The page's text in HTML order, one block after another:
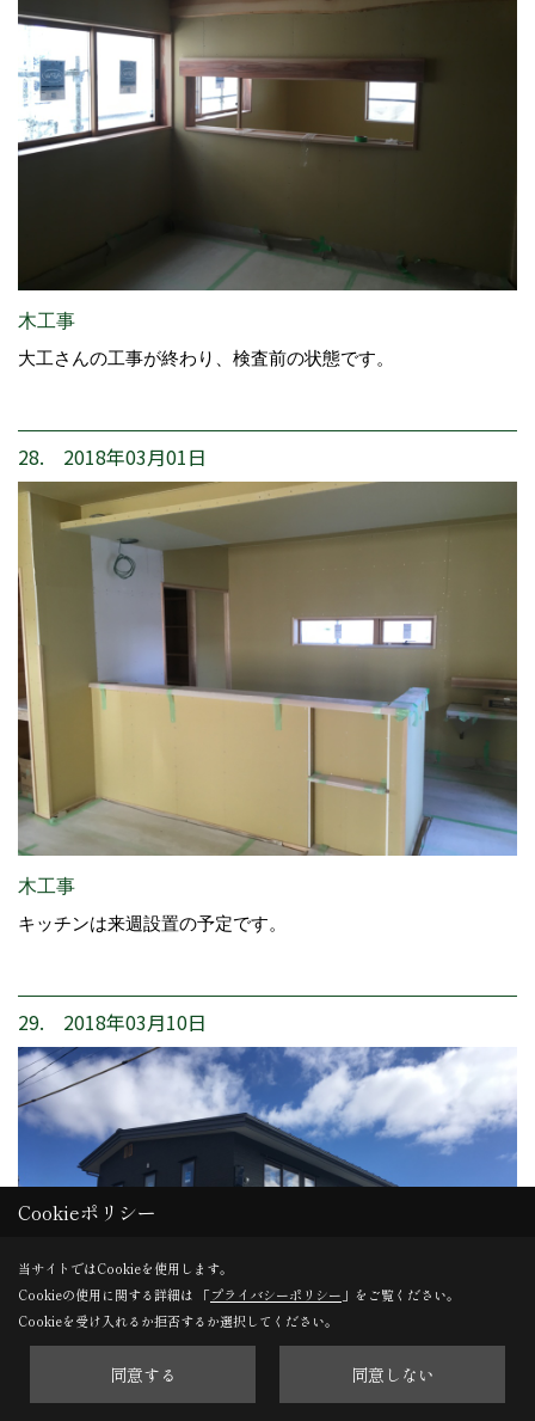
木工事
大工さんの工事が終わり、検査前の状態です。
28. 2018年03月01日
木工事
キッチンは来週設置の予定です。
29. 2018年03月10日
Cookieポリシー
当サイトではCookieを使用します。
Cookieの使用に関する詳細は 「プライバシーポリシー 」をご覧ください。
Cookieを受け入れるか拒否するか選択してください。
同意する 同意しない